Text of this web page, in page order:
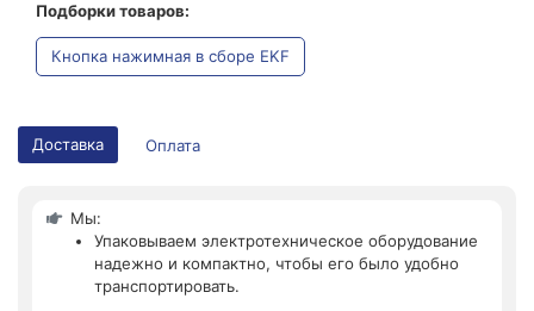
Подборки товаров:
Кнопка нажимная в сборе EKF
Доставка Оплата
Мы:
Упаковываем электротехническое оборудование
надежно и компактно, чтобы его было удобно
транспортировать.